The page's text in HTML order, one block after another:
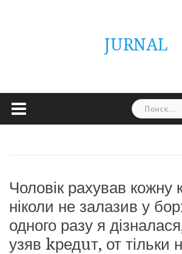
JURNAL
Найти:
Чоловік рахував кожну
ніколи не залазив у
одного разу я
узяв kредuт, от тільки